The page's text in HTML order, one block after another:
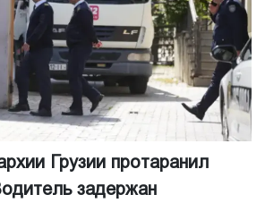
Грузии протаранил
задержан